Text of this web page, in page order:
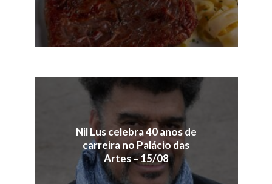
Nil Lus celebra 40 anos de
carreira no Palácio das
Artes – 15/08